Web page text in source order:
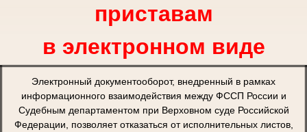
приставам
в электронном виде
Электронный документооборот, внедренный в рамках
информационного взаимодействия между ФССП России и
Судебным департаментом при Верховном суде Российской
Федерации, позволяет отказаться от исполнительных листов,